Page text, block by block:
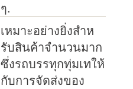
ๆ.
เหมาะอย่างยิ่งสําห
รับสินค้าจํานวนมาก
ซึ่งรถบรรทุกทุ่มเทให้
กับการจัดส่งของ